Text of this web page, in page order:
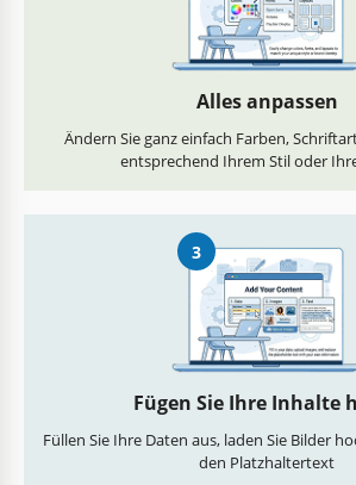
Alles anpassen
Ändern Sie ganz einfach Farben,
entsprechend Ihrem Stil oder
3
Fügen Sie Ihre Inhalte
Füllen Sie Ihre Daten aus, laden Sie Bilder
den Platzhaltertext